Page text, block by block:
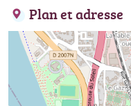
Plan et adresse